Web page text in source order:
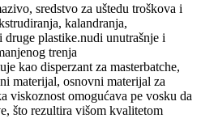
sredstvo za uštedu troškova i
kalandranja,
plastike.nudi unutrašnje i
trenja
kao disperzant za masterbatche,
materijal, osnovni materijal za
viskoznost omogućava pe vosku da
što rezultira višom kvalitetom